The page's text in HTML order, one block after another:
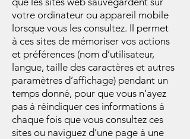
votre ordinateur ou appareil mobile
lorsque vous les consultez. Il permet
à ces sites de mémoriser vos actions
et préférences (nom d’utilisateur,
langue, taille des caractères et autres
paramètres d’affichage) pendant un
temps donné, pour que vous n’ayez
pas à réindiquer ces informations à
chaque fois que vous consultez ces
sites ou naviguez d’une page à une